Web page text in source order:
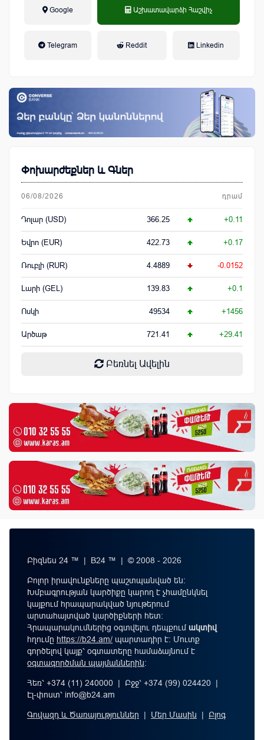
Google Աշխատավարձի Հաշվիչ
Telegram Reddit Linkedin
Փոխարժեքներ և Գներ
06/08/2026 դրամ
Դոլար (USD) 366.25 +0.11
Եվրո (EUR) 422.73 +0.17
Ռուբլի (RUR) 4.4889 -0.0152
Լարի (GEL) 139.83 +0.1
Ոսկի 49534 +1456
Արծաթ 721.41 +29.41
Բեռնել Ավելին
Բիզնես 24 ™ | B24 ™ | © 2008 - 2026
Բոլոր իրավունքները պաշտպանված են:
Խմբագրության կարծիքը կարող է չհամընկնել
կայքում հրապարակված նյութերում
արտահայտված կարծիքների հետ:
Հրապարակումներից օգտվելու դեպքումակտիվ
հղումը https://b24.am/ պարտադիր է: Մուտք
գործելով կայք՝ օգտատերը համաձայնում է
օգտագործման պայմաններին։
Հեռ՝ +374 (11) 240000 | Բջջ՝ +374 (99) 024420 |
Էլ-փոստ՝ info@b24.am
Գովազդ և Ծառայություններ | Մեր Մասին | Բլոգ